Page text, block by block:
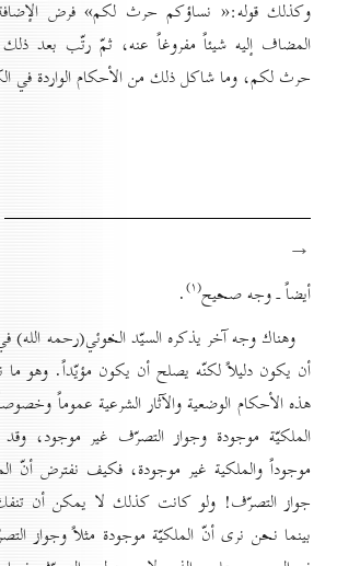
وكذلك قوله:« نساؤكم حرث لكم» فرض الإضافة
المضاف إليه شيئاً مفروغاً عنه، ثمّ رتّب بعد
حرث لكم، وما شاكل ذلك من الأحكام الواردة في
→
أيضاً ـ وجه صحيح(۱) .
وهناك وجه آخر يذكره السيّد الخوئي(رحمه الله)
أن يكون دليلاً لكنّه يصلح أن يكون مؤيّداً. وهو ما
هذه الأحكام الوضعية والآثار الشرعية عموماً
الملكيّة موجودة وجواز التصرّف غير موجود،
موجوداً والملكية غير موجودة، فكيف نفترض أنّ
جواز التصرّف! ولو كانت كذلك لا يمكن أن
بينما نحن نرى أنّ الملكيّة موجودة مثلاً وجواز